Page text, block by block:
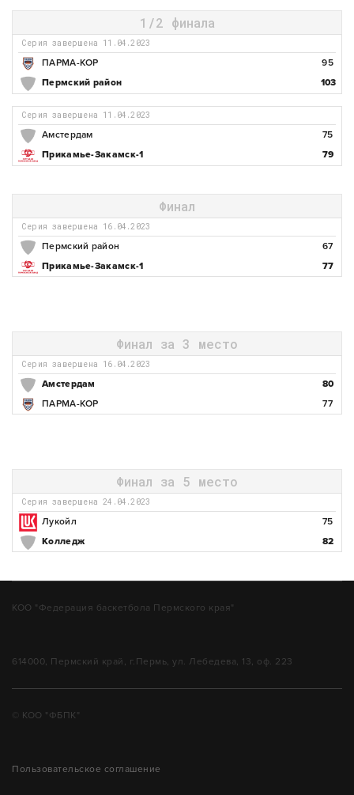
1/2 финала
Серия завершена 11.04.2023
ПАРМА-КОР
95
Пермский район
103
Серия завершена 11.04.2023
Амстердам
75
Прикамье-Закамск-1
79
Финал
Серия завершена 16.04.2023
Пермский район
67
Прикамье-Закамск-1
77
Финал за 3 место
Серия завершена 16.04.2023
Амстердам
80
ПАРМА-КОР
77
Финал за 5 место
Серия завершена 24.04.2023
Лукойл
75
Колледж
82
КОО "Федерация баскетбола Пермского края"
614000, Пермский край, г.Пермь, ул. Лебедева, 13, оф. 223
© КОО "ФБПК"
Пользовательское соглашение